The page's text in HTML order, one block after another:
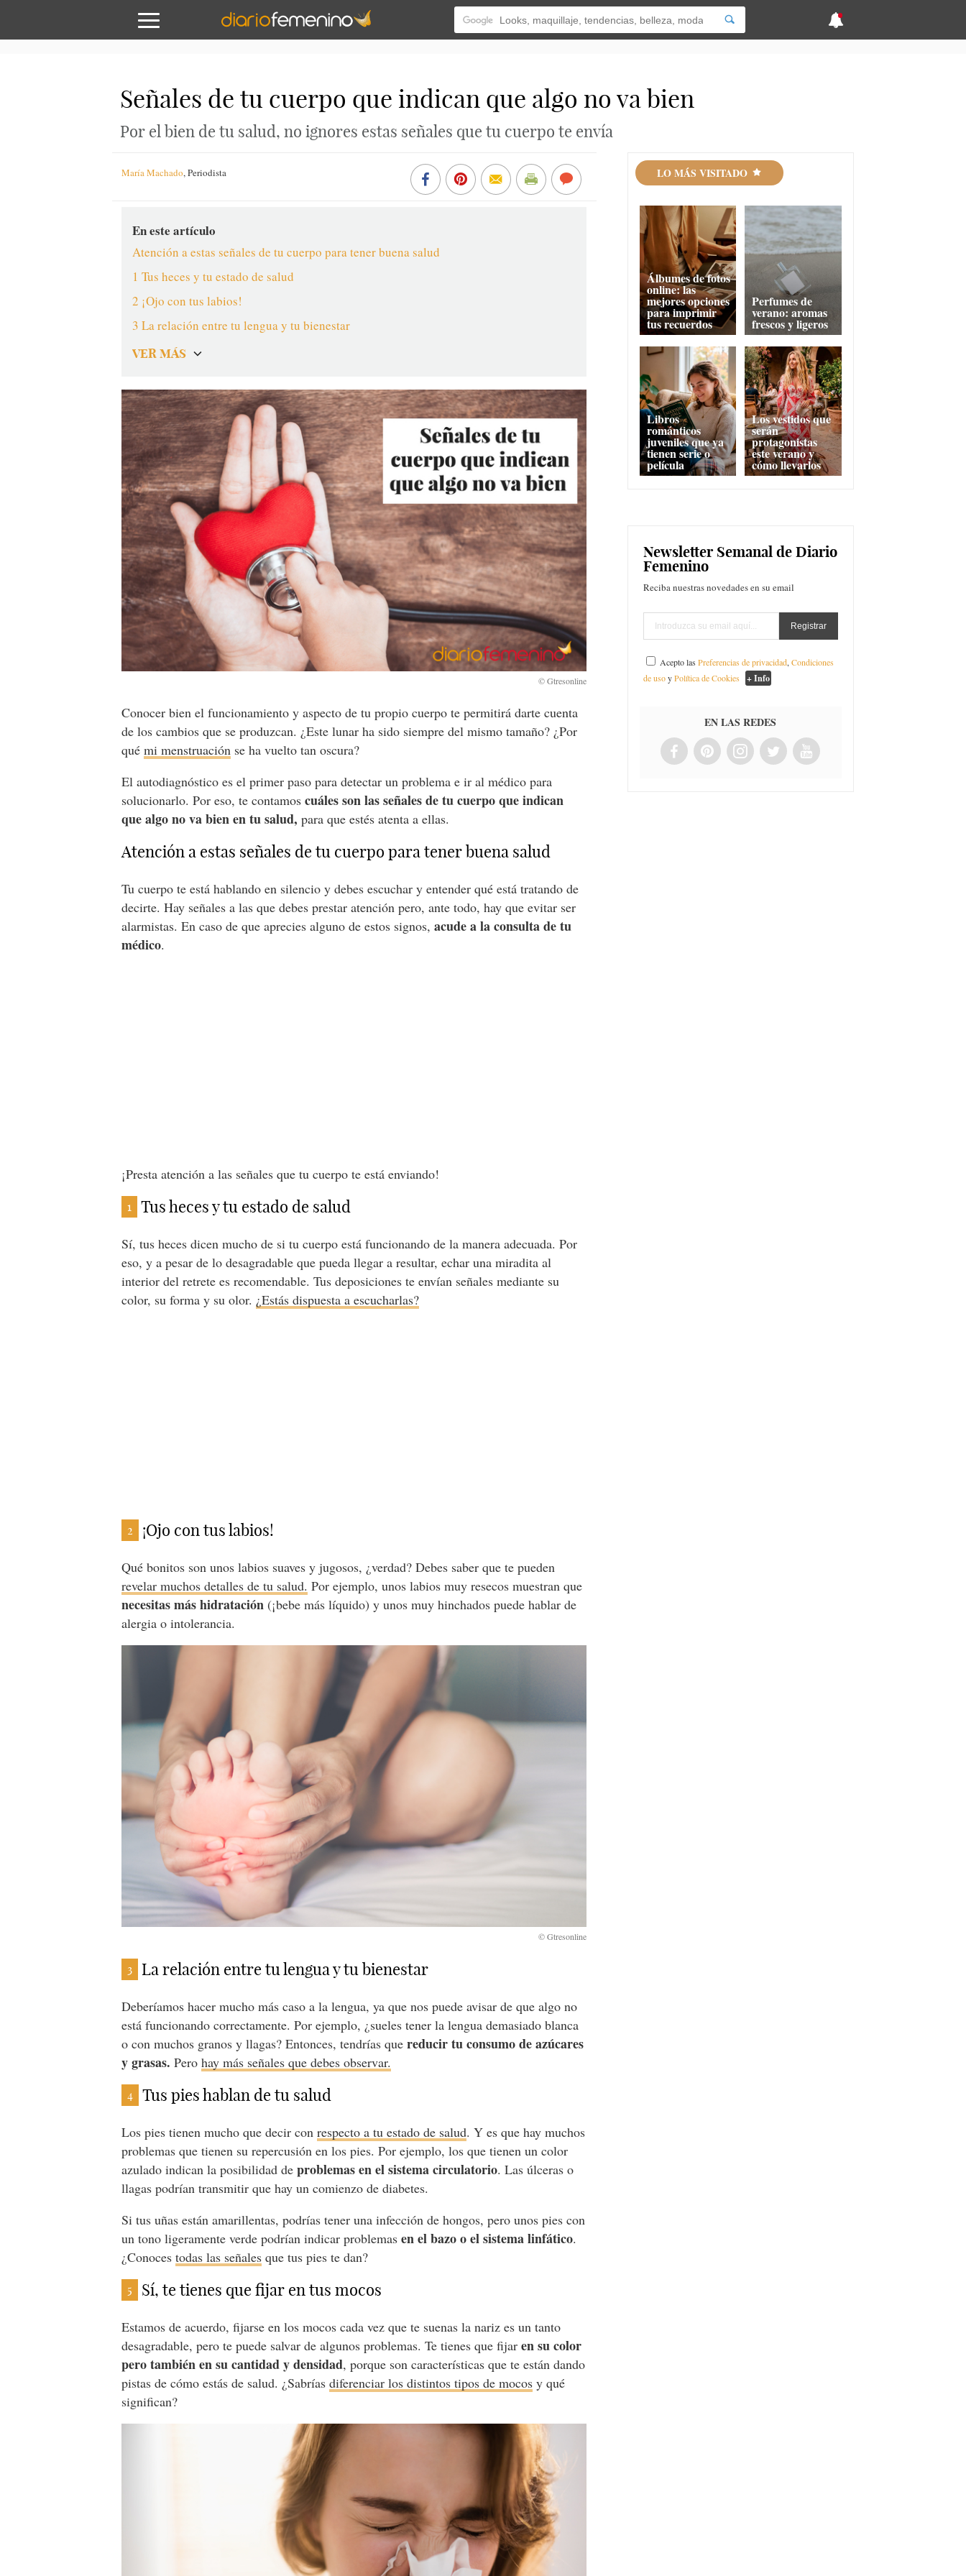
Señales de tu cuerpo que indican que algo no va bien
Por el bien de tu salud, no ignores estas señales que tu cuerpo te envía
María Machado,Periodista
En este artículo
Atención a estas señales de tu cuerpo para tener buena salud
1 Tus heces y tu estado de salud
2 ¡Ojo con tus labios!
3 La relación entre tu lengua y tu bienestar
Conocer bien el funcionamiento y aspecto de tu propio cuerpo te permitirá darte cuenta
de los cambios que se produzcan. ¿Este lunar ha sido siempre del mismo tamaño? ¿Por
quémi menstruación se ha vuelto tan oscura?
El autodiagnóstico es el primer paso para detectar un problema e ir al médico para
solucionarlo. Por eso, te contamoscuáles son las señales de tu cuerpo que indican
que algo no va bien en tu salud, para que estés atenta a ellas.
Atención a estas señales de tu cuerpo para tener buena salud
Tu cuerpo te está hablando en silencio y debes escuchar y entender qué está tratando de
decirte. Hay señales a las que debes prestar atención pero, ante todo, hay que evitar ser
alarmistas. En caso de que aprecies alguno de estos signos,acude a la consulta de tu
médico.
¡Presta atención a las señales que tu cuerpo te está enviando!
1 Tus heces y tu estado de salud
Sí, tus heces dicen mucho de si tu cuerpo está funcionando de la manera adecuada. Por
eso, y a pesar de lo desagradable que pueda llegar a resultar, echar una miradita al
interior del retrete es recomendable. Tus deposiciones te envían señales mediante su
color, su forma y su olor. ¿Estás dispuesta a escucharlas?
2 ¡Ojo con tus labios!
Qué bonitos son unos labios suaves y jugosos, ¿verdad? Debes saber que te pueden
revelar muchos detalles de tu salud. Por ejemplo, unos labios muy resecos muestran que
necesitas más hidratación (¡bebe más líquido) y unos muy hinchados puede hablar de
alergia o intolerancia.
3 La relación entre tu lengua y tu bienestar
Deberíamos hacer mucho más caso a la lengua, ya que nos puede avisar de que algo no
está funcionando correctamente. Por ejemplo, ¿sueles tener la lengua demasiado blanca
o con muchos granos y llagas? Entonces, tendrías quereducir tu consumo de azúcares
y grasas. Perohay más señales que debes observar.
4 Tus pies hablan de tu salud
Los pies tienen mucho que decir conrespecto a tu estado de salud. Y es que hay muchos
problemas que tienen su repercusión en los pies. Por ejemplo, los que tienen un color
azulado indican la posibilidad de problemas en el sistema circulatorio. Las úlceras o
llagas podrían transmitir que hay un comienzo de diabetes.
Si tus uñas están amarillentas, podrías tener una infección de hongos, pero unos pies con
un tono ligeramente verde podrían indicar problemas en el bazo o el sistema linfático.
¿Conocestodas las señales que tus pies te dan?
5 Sí, te tienes que fijar en tus mocos
Estamos de acuerdo, fijarse en los mocos cada vez que te suenas la nariz es un tanto
desagradable, pero te puede salvar de algunos problemas. Te tienes que fijar en su color
pero también en su cantidad y densidad, porque son características que te están dando
pistas de cómo estás de salud. ¿Sabríasdiferenciar los distintos tipos de mocos y qué
significan?
LO MÁS VISITADO
Álbumes de fotos
online: las
mejores opciones
para imprimir
tus recuerdos
Perfumes de
verano: aromas
frescos y ligeros
Libros
románticos
juveniles que ya
tienen serie o
película
Los vestidos que
serán
protagonistas
este verano y
cómo llevarlos
Newsletter Semanal de Diario
Femenino
Reciba nuestras novedades en su email
Acepto lasPreferencias de privacidad,Condiciones
de usoyPolítica de Cookies + Info
EN LAS REDES